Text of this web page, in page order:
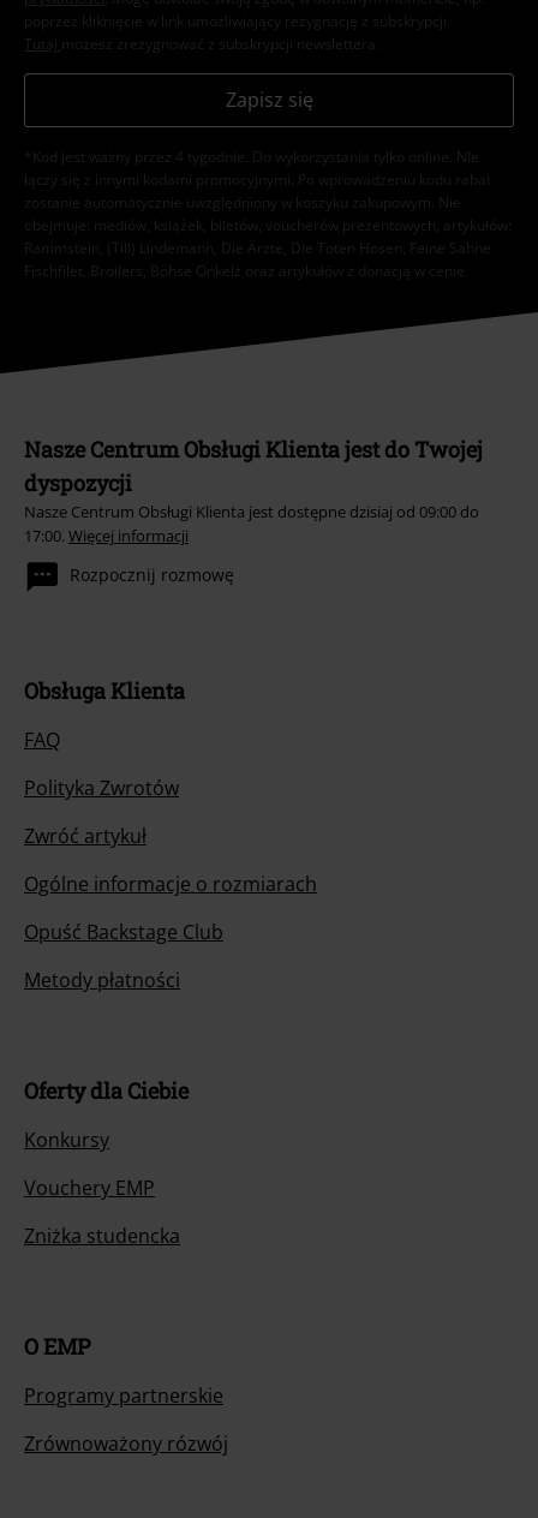
poprzez kliknięcie w link umożliwiający rezygnację z subskrypcji.
Tutaj możesz zrezygnować z subskrypcji newslettera.
Zapisz się
*Kod jest ważny przez 4 tygodnie. Do wykorzystania tylko online. NIe
łączy się z innymi kodami promocyjnymi. Po wprowadzeniu kodu rabat
zostanie automatycznie uwzględniony w koszyku zakupowym. Nie
obejmuje: mediów, książek, biletów, voucherów prezentowych, artykułów:
Rammstein, (Till) Lindemann, Die Ärzte, Die Toten Hosen, Feine Sahne
Fischfilet, Broilers, Böhse Onkelz oraz artykułów z donacją w cenie.
Nasze Centrum Obsługi Klienta jest do Twojej
dyspozycji
Nasze Centrum Obsługi Klienta jest dostępne dzisiaj od 09:00 do
17:00. Więcej informacji
Rozpocznij rozmowę
Obsługa Klienta
FAQ
Polityka Zwrotów
Zwróć artykuł
Ogólne informacje o rozmiarach
Opuść Backstage Club
Metody płatności
Oferty dla Ciebie
Konkursy
Vouchery EMP
Zniżka studencka
O EMP
Programy partnerskie
Zrównoważony rózwój